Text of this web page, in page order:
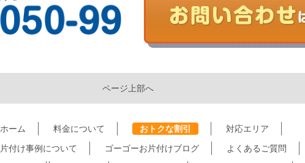
ページ上部へ
ホーム 料金について おトクな割引
対応エリア
片付け事例について
ゴーゴーお片付けブログ よくあるご質問